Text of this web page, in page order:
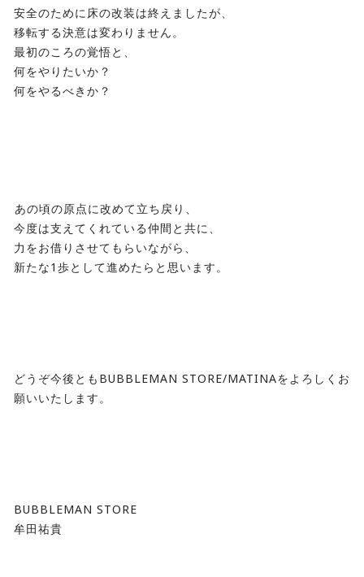
安全のために床の改装は終えましたが、
移転する決意は変わりません。
最初のころの覚悟と、
何をやりたいか？
何をやるべきか？
⁡あの頃の原点に改めて立ち戻り、
今度は支えてくれている仲間と共に、
力をお借りさせてもらいながら、
新たな1歩として進めたらと思います。
どうぞ今後ともBUBBLEMAN STORE/MATINAをよろしくお
願いいたします。
BUBBLEMAN STORE
牟田祐貴